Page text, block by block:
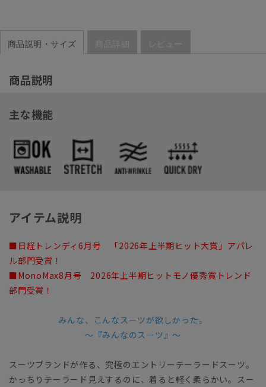
商品説明・サイズ 商品詳細 レビュー
商品説明
主な機能
アイテム説明
■日経トレンディ6月号 「2026年上半期ヒット大賞」アパレ
ル部門受賞！
■MonoMax8月号 2026年上半期ヒットモノ優秀賞トレンド
部門受賞！
みんな、こんなスーツが欲しかった。
～『みんなのスーツ』～
スーツブランドが作る、究極のエントリーテーラードスーツ。
かっちりテーラード見えするのに、着ると軽く柔らかい。スー